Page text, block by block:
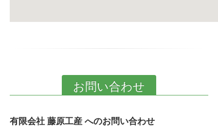
お問い合わせ
有限会社 藤原工産 へのお問い合わせ